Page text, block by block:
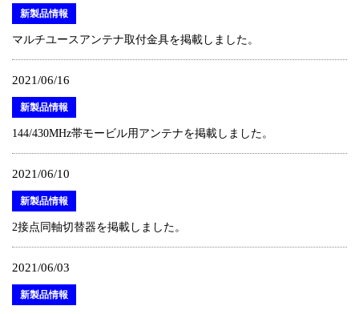
新製品情報
マルチユースアンテナ取付金具を掲載しました。
2021/06/16
新製品情報
144/430MHz帯モービル用アンテナを掲載しました。
2021/06/10
新製品情報
2接点同軸切替器を掲載しました。
2021/06/03
新製品情報